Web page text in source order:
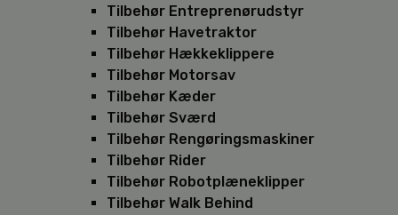
Tilbehør Entreprenørudstyr
Tilbehør Havetraktor
Tilbehør Hækkeklippere
Tilbehør Motorsav
Tilbehør Kæder
Tilbehør Sværd
Tilbehør Rengøringsmaskiner
Tilbehør Rider
Tilbehør Robotplæneklipper
Tilbehør Walk Behind